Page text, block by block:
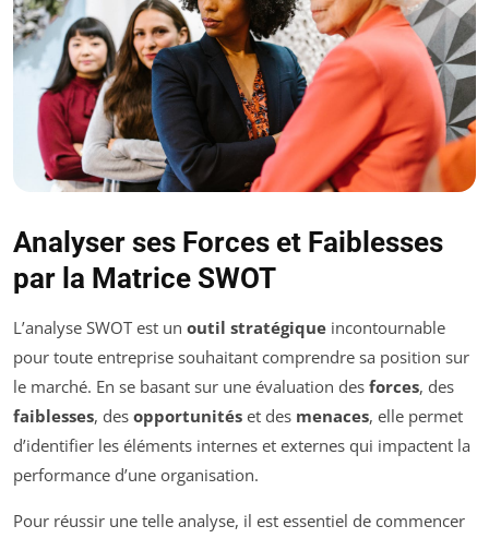
Analyser ses Forces et Faiblesses
par la Matrice SWOT
L’analyse SWOT est un outil stratégique incontournable
pour toute entreprise souhaitant comprendre sa position sur
le marché. En se basant sur une évaluation des forces, des
faiblesses, des opportunités et des menaces, elle permet
d’identifier les éléments internes et externes qui impactent la
performance d’une organisation.
Pour réussir une telle analyse, il est essentiel de commencer